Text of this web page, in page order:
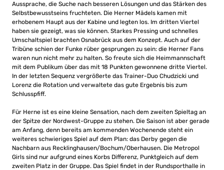
Aussprache, die Suche nach besseren Lösungen und das Stärken des
Selbstbewusstseins fruchteten. Die Herner Mädels kamen mit
erhobenem Haupt aus der Kabine und legten los. Im dritten Viertel
haben sie gezeigt, was sie können. Starkes Pressing und schnelles
Umschaltspiel brachten Osnabrück aus dem Konzept. Auch auf der
Tribüne schien der Funke rüber gesprungen zu sein: die Herner Fans
waren nun nicht mehr zu halten. So freute sich die Heimmannschaft
mit dem Publikum über das mit 18 Punkten gewonnene dritte Viertel.
In der letzten Sequenz vergrößerte das Trainer-Duo Chudzicki und
Lorenz die Rotation und verwaltete das gute Ergebnis bis zum
Schlusspfiff.
Für Herne ist es eine kleine Sensation, nach dem zweiten Spieltag an
der Spitze der Nordwest-Gruppe zu stehen. Die Saison ist aber gerade
am Anfang, denn bereits am kommenden Wochenende steht ein
weiteres schwieriges Spiel auf dem Plan: das Derby gegen die
Nachbarn aus Recklinghausen/Bochum/Oberhausen. Die Metropol
Girls sind nur aufgrund eines Korbs Differenz, Punktgleich auf dem
zweiten Platz in der Gruppe. Das Spiel findet in der Rundsporthalle in